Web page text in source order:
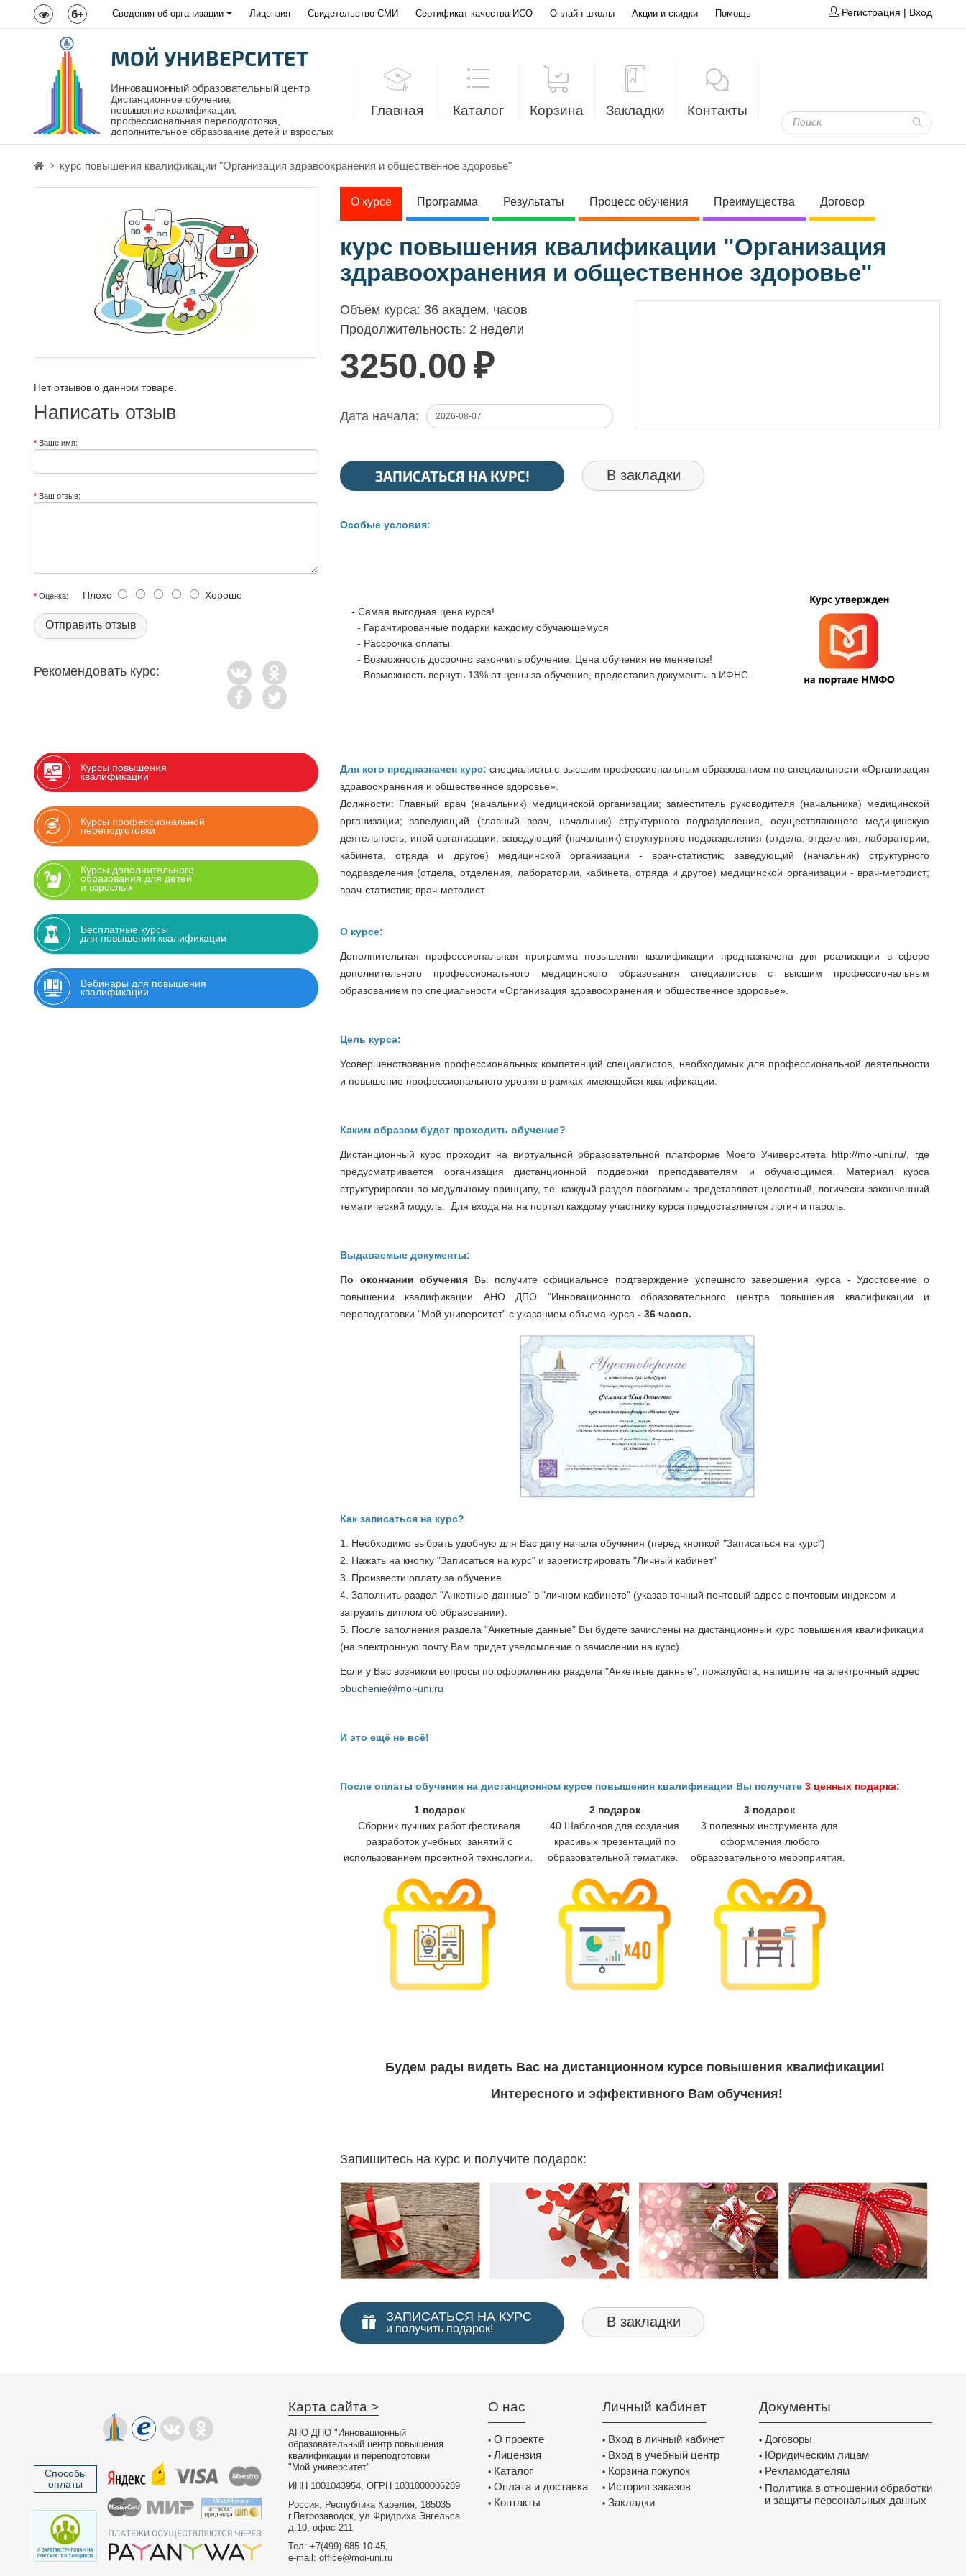
6+ Сведения об организации Лицензия Свидетельство СМИ Сертификат качества ИСО Онлайн школы Акции и скидки Помощь Регистрация | Вход
МОЙ УНИВЕРСИТЕТ
Инновационный образовательный центр
Дистанционное обучение,
повышение квалификации,
профессиональная переподготовка,
дополнительное образование детей и взрослых
Главная Каталог Корзина Закладки Контакты
курс повышения квалификации "Организация здравоохранения и общественное здоровье"
Нет отзывов о данном товаре.
Написать отзыв
Ваше имя:
Ваш отзыв:
Оценка: Плохо Хорошо
Отправить отзыв
Рекомендовать курс:
Курсы повышения
квалификации
Курсы профессиональной
переподготовки
Курсы дополнительного
образования для детей
и взрослых
Бесплатные курсы
для повышения квалификации
Вебинары для повышения
квалификации
О курсе Программа Результаты Процесс обучения Преимущества Договор
курс повышения квалификации "Организация
здравоохранения и общественное здоровье"
Объём курса: 36 академ. часов
Продолжительность: 2 недели
3250.00 ₽
Дата начала:
ЗАПИСАТЬСЯ НА КУРС! В закладки
Особые условия:
- Самая выгодная цена курса!
- Гарантированные подарки каждому обучающемуся
- Рассрочка оплаты
- Возможность досрочно закончить обучение. Цена обучения не меняется!
- Возможность вернуть 13% от цены за обучение, предоставив документы в ИФНС.
Для кого предназначен курс: специалисты с высшим профессиональным образованием по специальности «Организация
здравоохранения и общественное здоровье».
Должности: Главный врач (начальник) медицинской организации; заместитель руководителя (начальника) медицинской
организации; заведующий (главный врач, начальник) структурного подразделения, осуществляющего медицинскую
деятельность, иной организации; заведующий (начальник) структурного подразделения (отдела, отделения, лаборатории,
кабинета, отряда и другое) медицинской организации - врач-статистик; заведующий (начальник) структурного
подразделения (отдела, отделения, лаборатории, кабинета, отряда и другое) медицинской организации - врач-методист;
врач-статистик; врач-методист.
О курсе:
Дополнительная профессиональная программа повышения квалификации предназначена для реализации в сфере
дополнительного профессионального медицинского образования специалистов с высшим профессиональным
образованием по специальности «Организация здравоохранения и общественное здоровье».
Цель курса:
Усовершенствование профессиональных компетенций специалистов, необходимых для профессиональной деятельности
и повышение профессионального уровня в рамках имеющейся квалификации.
Каким образом будет проходить обучение?
Дистанционный курс проходит на виртуальной образовательной платформе Моего Университета http://moi-uni.ru/, где
предусматривается организация дистанционной поддержки преподавателям и обучающимся. Материал курса
структурирован по модульному принципу, т.е. каждый раздел программы представляет целостный, логически законченный
тематический модуль. Для входа на на портал каждому участнику курса предоставляется логин и пароль.
Выдаваемые документы:
По окончании обучения Вы получите официальное подтверждение успешного завершения курса - Удостовение о
повышении квалификации
АНО ДПО "Инновационного образовательного центра повышения квалификации и
переподготовки "Мой университет" с указанием объема курса - 36 часов.
Как записаться на курс?
1. Необходимо выбрать удобную для Вас дату начала обучения (перед кнопкой "Записаться на курс")
2. Нажать на кнопку "Записаться на курс" и зарегистрировать "Личный кабинет"
3. Произвести оплату за обучение.
4. Заполнить раздел "Анкетные данные" в "личном кабинете" (указав точный почтовый адрес с почтовым индексом и
загрузить диплом об образовании).
5. После заполнения раздела "Анкетные данные" Вы будете зачислены на дистанционный курс повышения квалификации
(на электронную почту Вам придет уведомление о зачислении на курс).
Если у Вас возникли вопросы по оформлению раздела "Анкетные данные", пожалуйста, напишите на электронный адрес
obuchenie@moi-uni.ru
И это ещё не всё!
После оплаты обучения на дистанционном курсе повышения квалификации Вы получите 3 ценных подарка:
1 подарок 2 подарок
3 подарок
Сборник лучших работ фестиваля
разработок учебных занятий с
использованием проектной технологии.
40 Шаблонов для создания
красивых презентаций по
образовательной тематике.
3 полезных инструмента для
оформления любого
образовательного мероприятия.
Будем рады видеть Вас на дистанционном курсе повышения квалификации!
Интересного и эффективного Вам обучения!
Запишитесь на курс и получите подарок:
ЗАПИСАТЬСЯ НА КУРС
и получить подарок! В закладки
Способы
оплаты
Карта сайта >
АНО ДПО "Инновационный
образовательный центр повышения
квалификации и переподготовки
"Мой университет"
ИНН 1001043954, ОГРН 1031000006289
Россия, Республика Карелия, 185035
г.Петрозаводск, ул.Фридриха Энгельса
д.10, офис 211
Тел: +7(499) 685-10-45,
e-mail: office@moi-uni.ru
О нас
• О проекте
• Лицензия
• Каталог
• Оплата и доставка
• Контакты
Личный кабинет
• Вход в личный кабинет
• Вход в учебный центр
• Корзина покупок
• История заказов
• Закладки
Документы
• Договоры
• Юридическим лицам
• Рекламодателям
• Политика в отношении обработки
и защиты персональных данных